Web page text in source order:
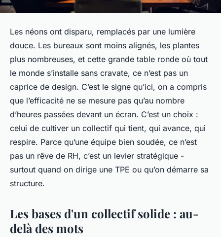
Les néons ont disparu, remplacés par une lumière
douce. Les bureaux sont moins alignés, les plantes
plus nombreuses, et cette grande table ronde où tout
le monde s’installe sans cravate, ce n’est pas un
caprice de design. C’est le signe qu’ici, on a compris
que l’efficacité ne se mesure pas qu’au nombre
d’heures passées devant un écran. C’est un choix :
celui de cultiver un collectif qui tient, qui avance, qui
respire. Parce qu’une équipe bien soudée, ce n’est
pas un rêve de RH, c’est un levier stratégique -
surtout quand on dirige une TPE ou qu’on démarre sa
structure.
Les bases d'un collectif solide : au-
delà des mots